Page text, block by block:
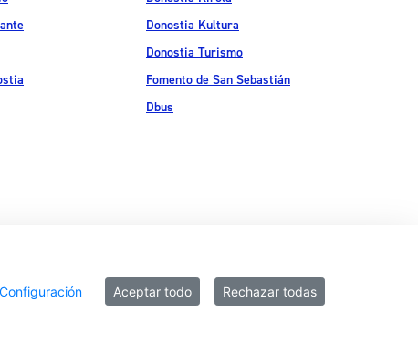
Donostia Kultura
Donostia Turismo
Fomento de San Sebastián
Dbus
de privacidad Política de cookies Declaración de accesibilidad
Configuración Aceptar todo Rechazar todas